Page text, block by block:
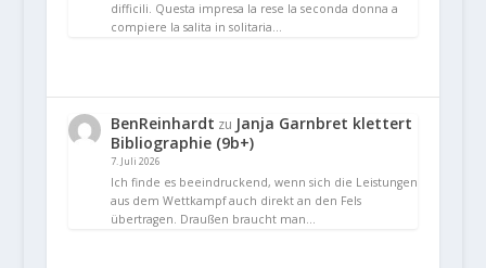
difficili. Questa impresa la rese la seconda donna a
compiere la salita in solitaria…
BenReinhardt zu Janja Garnbret klettert
Bibliographie (9b+)
7. Juli 2026
Ich finde es beeindruckend, wenn sich die Leistungen
aus dem Wettkampf auch direkt an den Fels
übertragen. Draußen braucht man…